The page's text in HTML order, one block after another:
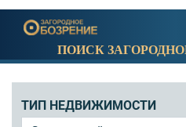
ПОИСК
ТИП НЕДВИЖИМОСТИ